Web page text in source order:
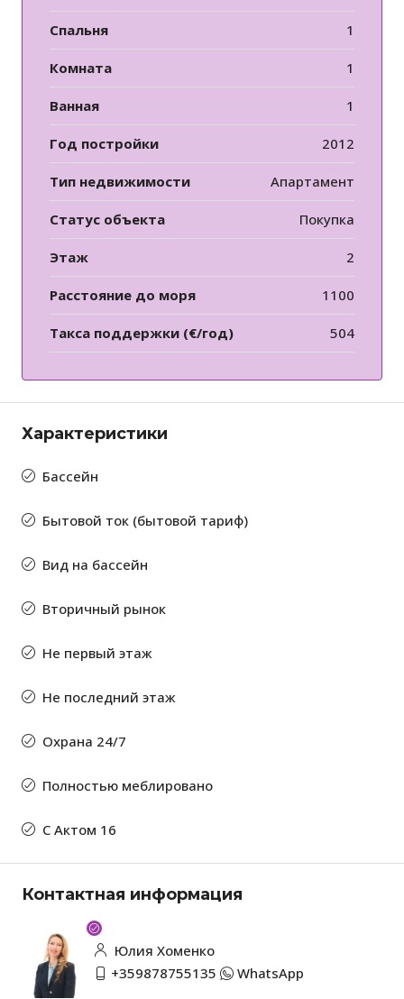
Спальня 1
Комната 1
Ванная 1
Год постройки 2012
Тип недвижимости Апартамент
Статус объекта Покупка
Этаж 2
Расстояние до моря 1100
Такса поддержки (€/год) 504
Характеристики
Бассейн
Бытовой ток (бытовой тариф)
Вид на бассейн
Вторичный рынок
Не первый этаж
Не последний этаж
Охрана 24/7
Полностью меблировано
С Актом 16
Контактная информация
Юлия Хоменко
+359878755135
WhatsApp